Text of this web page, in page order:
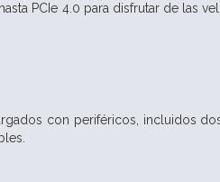
PCIe 4.0 para disfrutar de las
con periféricos, incluidos